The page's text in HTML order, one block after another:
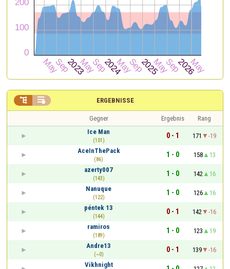
ERGEBNISSE
 
Gegner Ergebnis
Rang
Ice Man
(101)
0 - 1 171
-19
AceInThePack
(86)
1 - 0 158
13
azerty007
(143)
1 - 0 142
16
Nanuque
(122)
1 - 0 126
16
péntek 13
(144)
0 - 1 142
-16
ramiros
(189)
1 - 0 123
19
Andre13
(~0)
0 - 1 139
-16
Vikhnight